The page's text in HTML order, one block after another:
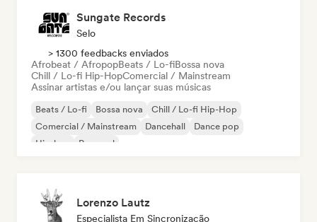
Sungate Records
Selo
> 1300 feedbacks enviados
Afrobeat / AfropopBeats / Lo-fiBossa nova
Chill / Lo-fi Hip-HopComercial / Mainstream
Assinar artistas e/ou lançar suas músicas
Beats / Lo-fi Bossa nova
Chill / Lo-fi Hip-Hop
Comercial / Mainstream
Dancehall
Dance pop
Hip-hop
Pop soul
Lorenzo Lautz
Especialista Em Sincronização